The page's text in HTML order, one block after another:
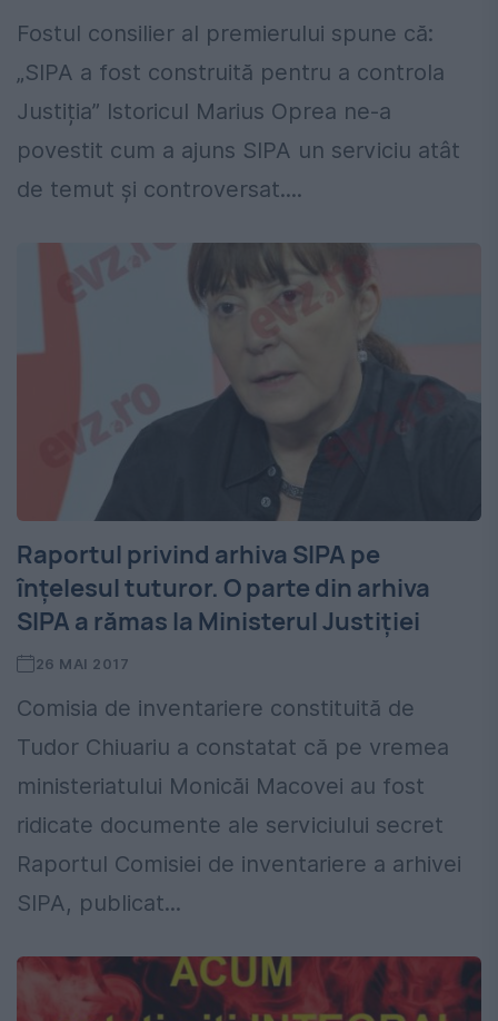
Fostul consilier al premierului spune că:
„SIPA a fost construită pentru a controla
Justiția” Istoricul Marius Oprea ne-a
povestit cum a ajuns SIPA un serviciu atât
de temut și controversat....
Raportul privind arhiva SIPA pe
înţelesul tuturor. O parte din arhiva
SIPA a rămas la Ministerul Justiţiei
26 MAI 2017
Comisia de inventariere constituită de
Tudor Chiuariu a constatat că pe vremea
ministeriatului Monicăi Macovei au fost
ridicate documente ale serviciului secret
Raportul Comisiei de inventariere a arhivei
SIPA, publicat...